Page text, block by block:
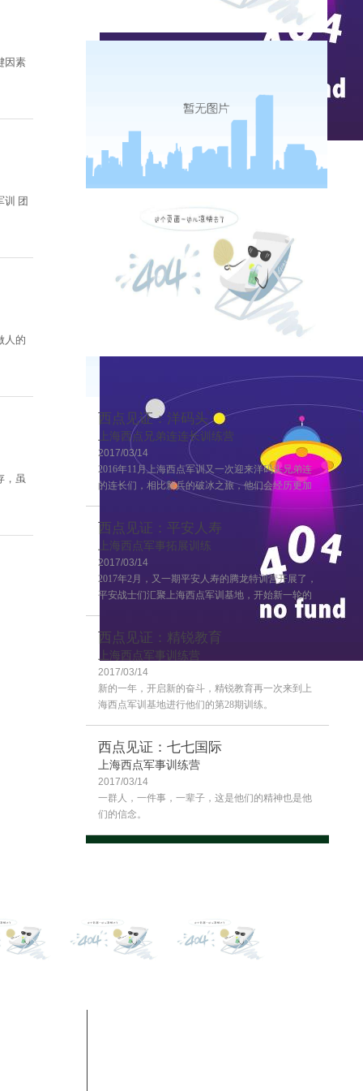
因素
训 团
人的
，虽
实时热点
客户评价
西点见证：洋码头
上海西点兄弟连连长训练营
2017/03/14
2016年11月上海西点军训又一次迎来洋码头兄弟连
的连长们，相比新兵的破冰之旅，他们会经历更加
严格的训练，这也是兄弟连连长训练的第二期，来
西点见证：平安人寿
上海西点军事拓展训练
2017/03/14
2017年2月，又一期平安人寿的腾龙特训营开展了，
平安战士们汇聚上海西点军训基地，开始新一轮的
西点见证：精锐教育
上海西点军事训练营
2017/03/14
新的一年，开启新的奋斗，精锐教育再一次来到上
海西点军训基地进行他们的第28期训练。
西点见证：七七国际
上海西点军事训练营
2017/03/14
一群人，一件事，一辈子，这是他们的精神也是他
们的信念。